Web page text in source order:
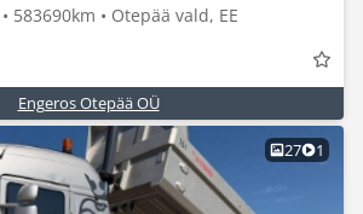
583690km • Otepää vald, EE
Engeros Otepää OÜ
27 1